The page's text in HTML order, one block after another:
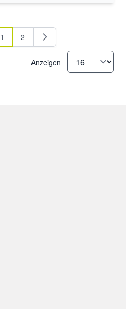
Sie lesen gerade Seite
1 Seite
2
Anzeigen